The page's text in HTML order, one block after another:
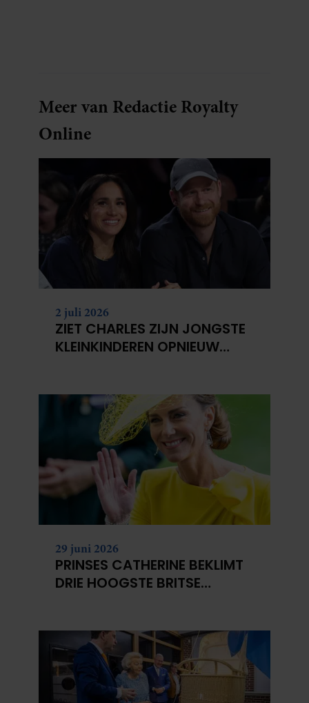
Meer van Redactie Royalty
Online
2 juli 2026
ZIET CHARLES ZIJN JONGSTE
KLEINKINDEREN OPNIEUW
29 juni 2026
PRINSES CATHERINE BEKLIMT
DRIE HOOGSTE BRITSE